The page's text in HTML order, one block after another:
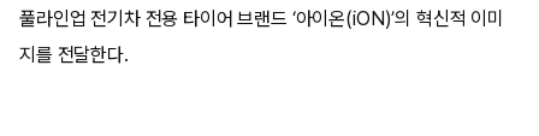
풀라인업 전기차 전용 타이어 브랜드 ‘아이온(iON)’의 혁신적 이미
지를 전달한다.